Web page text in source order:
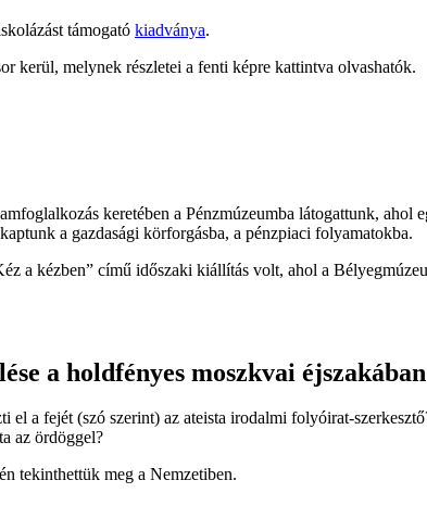
támogató kiadványa.
kerül, melynek részletei a fenti képre kattintva olvashatók.
keretében a Pénzmúzeumba látogattunk, ahol
a gazdasági körforgásba, a pénzpiaci folyamatokba.
a kézben” című időszaki kiállítás volt, ahol a
a holdfényes moszkvai
el a fejét (szó szerint) az ateista irodalmi folyóirat-
az ördöggel?
tekinthettük meg a Nemzetiben.